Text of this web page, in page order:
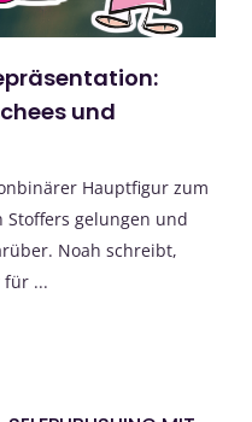
und
Hauptfigur zum
Stoffers gelungen und
Noah schreibt,
für ...